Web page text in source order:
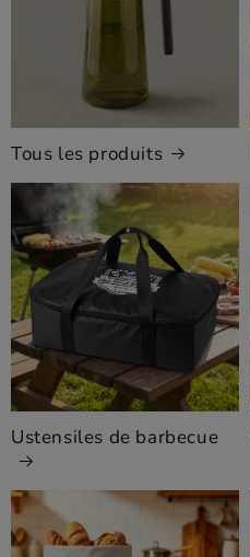
Tous les produits
Ustensiles de barbecue